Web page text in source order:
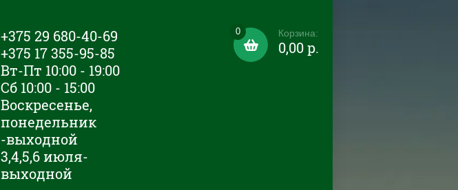
0 Корзина:
0,00 р.
+375 29 680-40-69
+375 17 355-95-85
Вт-Пт 10:00 - 19:00
Сб 10:00 - 15:00
Воскресенье,
понедельник
-выходной
3,4,5,6 июля-
выходной